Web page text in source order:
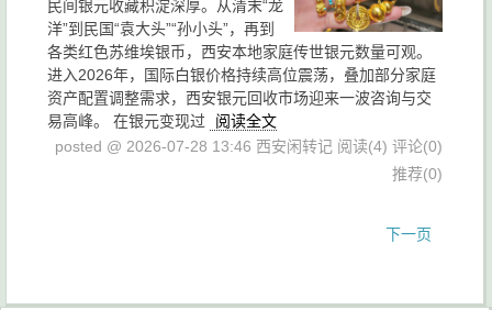
民间银元收藏积淀深厚。从清末“龙
洋”到民国“袁大头”“孙小头”，再到
各类红色苏维埃银币，西安本地家庭传世银元数量可观。
进入2026年，国际白银价格持续高位震荡，叠加部分家庭
资产配置调整需求，西安银元回收市场迎来一波咨询与交
易高峰。 在银元变现过
阅读全文
posted @ 2026-07-28 13:46 西安闲转记 阅读(4) 评论(0)
推荐(0)
下一页